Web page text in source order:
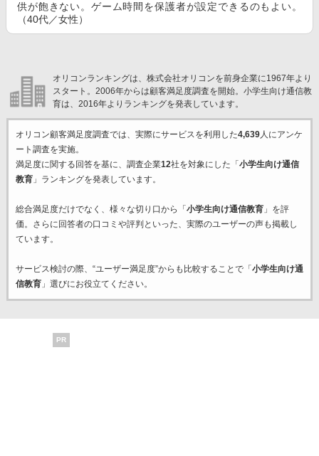
供が飽きない。ゲーム時間を保護者が設定できるのもよい。
（40代／女性）
オリコンランキングは、株式会社オリコンを前身企業に1967年より
スタート。2006年からは顧客満足度調査を開始。小学生向け通信教
育は、2016年よりランキングを発表しています。
オリコン顧客満足度調査では、実際にサービスを利用した4,639人にアンケ
ート調査を実施。
満足度に関する回答を基に、調査企業12社を対象にした「 小学生向け通信
教育」ランキングを発表しています。
総合満足度だけでなく、様々な切り口から「 小学生向け通信教育」を評
価。さらに回答者の口コミや評判といった、実際のユーザーの声も掲載し
ています。
サービス検討の際、“ユーザー満足度”からも比較することで「 小学生向け通
信教育」選びにお役立てください。
PR